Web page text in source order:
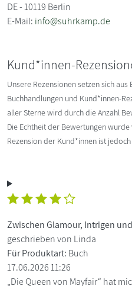
DE - 10119 Berlin
E-Mail: info@suhrkamp.de
Kund*innen-
Unsere Rezensionen setzen sich
Buchhandlungen und Kund*innen-
aller Sterne wird durch die Anzahl
Die Echtheit der Bewertungen
Rezension der Kund*innen ist
Zwischen Glamour, Intrigen
geschrieben von Linda
Für Produktart: Buch
17.06.2026 11:26
„Die Queen von Mayfair“ hat